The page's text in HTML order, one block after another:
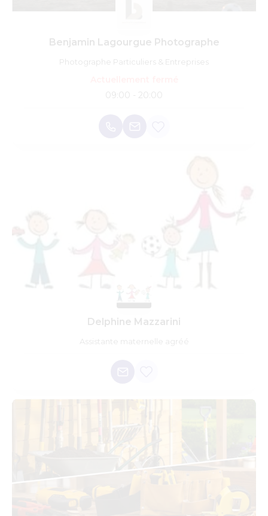
Benjamin Lagourgue Photographe
Photographe Particuliers & Entreprises
09:00 - 20:00
Delphine Mazzarini
Assistante maternelle agréé